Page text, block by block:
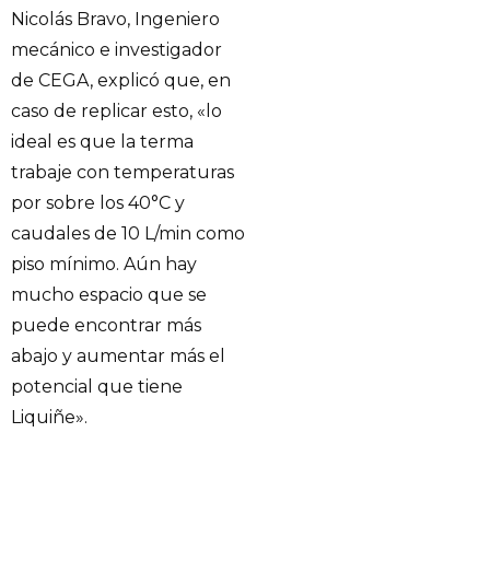
Nicolás Bravo, Ingeniero
mecánico e investigador
de CEGA, explicó que, en
caso de replicar esto, «lo
ideal es que la terma
trabaje con temperaturas
por sobre los 40°C y
caudales de 10 L/min como
piso mínimo. Aún hay
mucho espacio que se
puede encontrar más
abajo y aumentar más el
potencial que tiene
Liquiñe».